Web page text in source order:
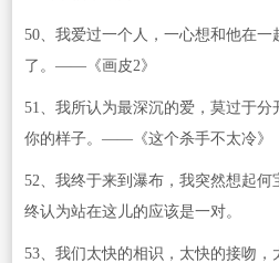
50、我爱过一个人，一心想和他在
了。——《画皮2》
51、我所认为最深沉的爱，莫过于分
你的样子。——《这个杀手不太冷》
52、我终于来到瀑布，我突然想起
终认为站在这儿的应该是一对。
53、我们太快的相识，太快的接吻